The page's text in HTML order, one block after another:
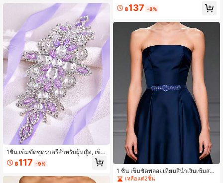
1ชิ้น เข็มขัดชุดราตรีสำหรับผู้หญิง, เข็ม
ขัดชุดแต่งงาน, ตกแต่งเอวชุดทางการ,
ของขวัญงานบอลและพิธีครบรอบ, อุปก
฿117 -9%
ดเพื่อนเจ้าสาวราคาประหยัด, ของขวัญ
฿137 -8%
1 ชิ้น เข็มขัดพลอยเทียมสีน้ำเงินเข้มสไ
ตล์มินิมอล, เข็มขัดคาดเอวสำหรับงาน
เหลือแค่2ชิ้น